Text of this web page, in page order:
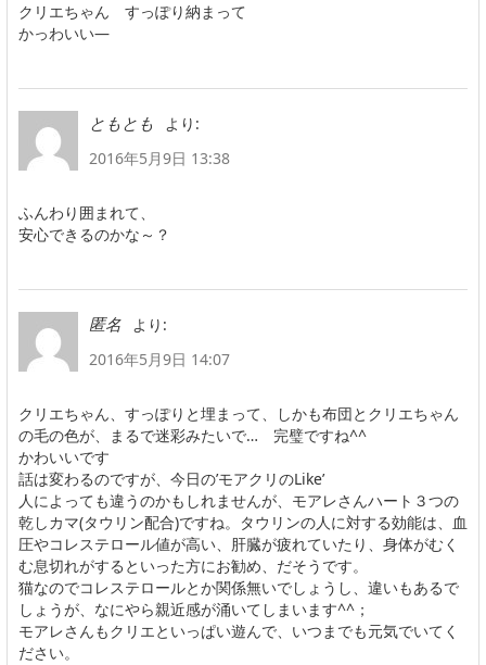
クリエちゃん すっぽり納まって
かっわいい―
ともとも
より:
2016年5月9日 13:38
ふんわり囲まれて、
安心できるのかな～？
匿名
より:
2016年5月9日 14:07
クリエちゃん、すっぽりと埋まって、しかも布団とクリエちゃん
の毛の色が、まるで迷彩みたいで… 完璧ですね^^
かわいいです
話は変わるのですが、今日の’モアクリのLike’
人によっても違うのかもしれませんが、モアレさんハート３つの
乾しカマ(タウリン配合)ですね。タウリンの人に対する効能は、血
圧やコレステロール値が高い、肝臓が疲れていたり、身体がむく
む息切れがするといった方にお勧め、だそうです。
猫なのでコレステロールとか関係無いでしょうし、違いもあるで
しょうが、なにやら親近感が涌いてしまいます^^；
モアレさんもクリエといっぱい遊んで、いつまでも元気でいてく
ださい。